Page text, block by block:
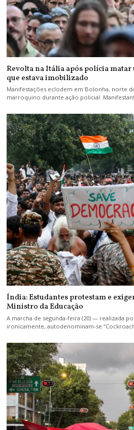
Revolta na Itália após polícia
que estava imobilizado
Manifestações eclodem em Bolonha, norte
marroquino durante ação policial.
Índia: Estudantes protestam e
Ministro da Educação
A marcha de segunda-feira (20) — realizada
ironicamente, autodenominam-se “Cockroach